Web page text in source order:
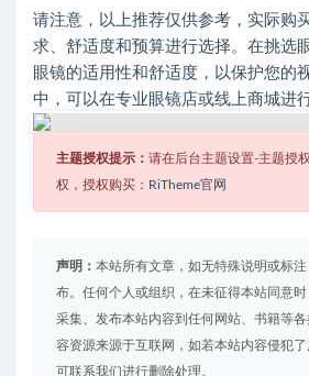
请注意，以上推荐仅供参考，实际购
求、舒适度和预算进行选择。在挑选
眼镜的适用性和舒适度，以保护您的
中，可以在专业眼镜店或线上商城进
主题授权提示： 请在后台主题设置-主题授
权，授权购买： RiTheme官网
声明： 本站所有文章，如无特殊说明或标
布。任何个人或组织，在未征得本站同意时
采集、发布本站内容到任何网站、书籍等
容资源来源于互联网，如若本站内容侵犯了
可联系我们进行删除处理。